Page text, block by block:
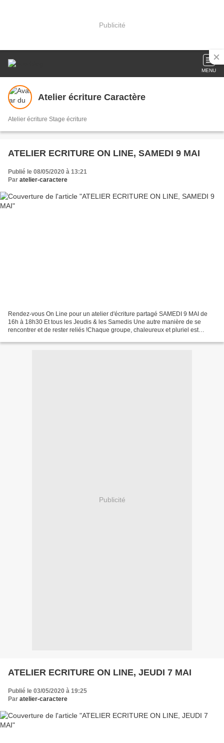
Publicité
MENU
Atelier écriture Caractère
Atelier écriture Stage écriture
ATELIER ECRITURE ON LINE, SAMEDI 9 MAI
Publié le 08/05/2020 à 13:21
Par atelier-caractere
Rendez-vous On Line pour un atelier d'écriture partagé SAMEDI 9 MAI de
16h à 18h30 Et tous les Jeudis & les Samedis Une autre manière de se
rencontrer et de rester reliés !Chaque groupe, chaleureux et pluriel est
Publicité
ATELIER ECRITURE ON LINE, JEUDI 7 MAI
Publié le 03/05/2020 à 19:25
Par atelier-caractere